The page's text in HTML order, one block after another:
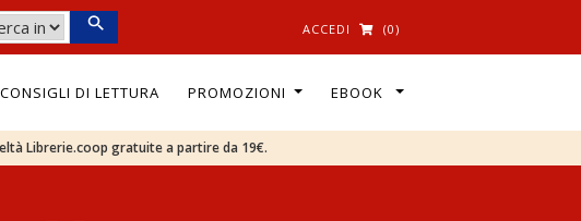
ACCEDI (0)
CONSIGLI DI LETTURA PROMOZIONI EBOOK
Librerie.coop gratuite a partire da 19€.